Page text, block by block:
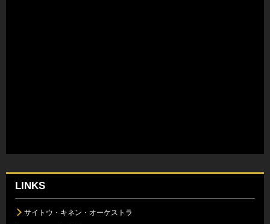
LINKS
サイトウ・キネン・オーケストラ